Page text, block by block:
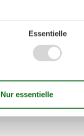
50 m
Essentielle